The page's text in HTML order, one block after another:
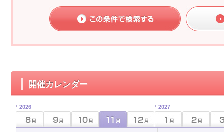
開催カレンダー
2026 2027